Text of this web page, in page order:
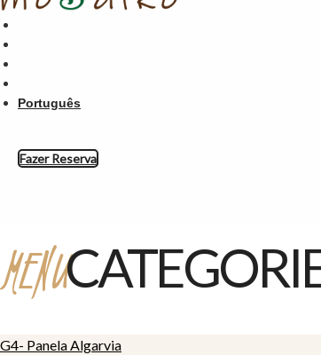
Português
Fazer Reserva
MENU
G4- Panela Algarvia